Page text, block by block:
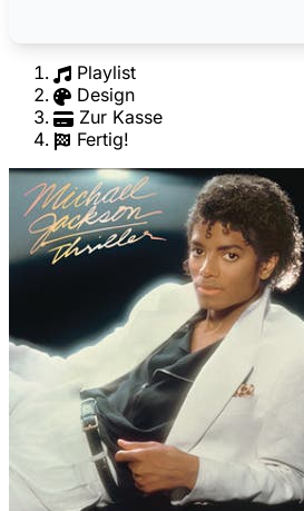
Playlist
Design
Zur Kasse
Fertig!